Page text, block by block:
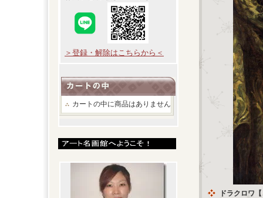
＞登録・解除はこちらから＜
カートの中に商品はありません
ドラクロワ